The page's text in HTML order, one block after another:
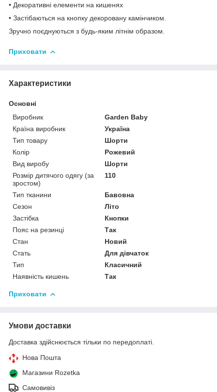
• Декоративні елементи на кишенях
• Застібаються на кнопку декоровану камінчиком.
Зручно поєднуються з будь-яким літнім образом.
Приховати
Характеристики
Основні
Виробник
Garden Baby
Країна виробник
Україна
Тип товару
Шорти
Колір
Рожевий
Вид виробу
Шорти
Розмір дитячого одягу (за
зростом)
110
Тип тканини
Бавовна
Сезон
Літо
Застібка
Кнопки
Пояс на резинці
Так
Стан
Новий
Стать
Для дівчаток
Тип
Класичний
Наявність кишень
Так
Приховати
Умови доставки
Доставка здійснюється тільки по передоплаті.
Нова Пошта
Магазини Rozetka
Самовивіз